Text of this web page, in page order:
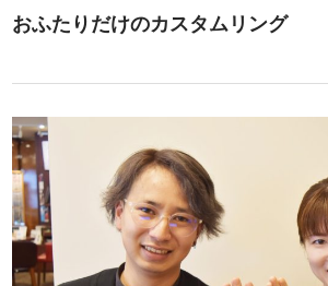
おふたりだけのカスタムリング